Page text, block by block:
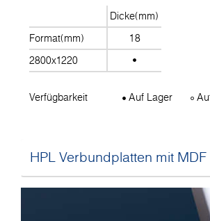
Dicke(mm)
Format(mm)
18
2800x1220
Verfügbarkeit Auf Lager
HPL Verbundplatten mit